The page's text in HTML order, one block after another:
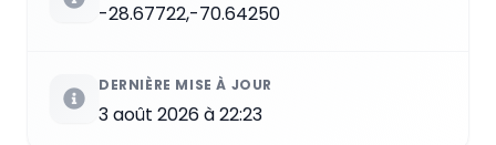
-28.67722,-70.64250
DERNIÈRE MISE À JOUR
3 août 2026 à 22:23